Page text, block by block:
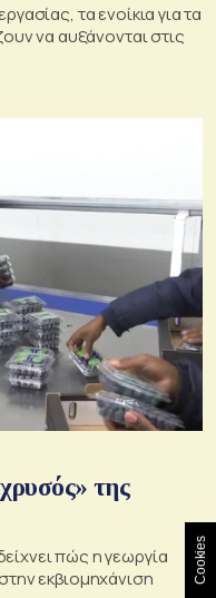
τα ενοίκια για τα
να αυξάνονται στις
της
πώς η γεωργία
εκβιομηχάνιση
Cookies